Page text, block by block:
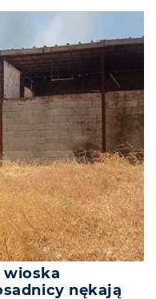
wioska
nękają